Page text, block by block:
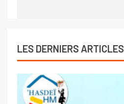
LES DERNIERS ARTICLES